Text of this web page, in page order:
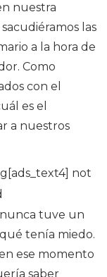
nuestra
las
a la hora de
Como
con el
es el
a nuestros
not
tuve un
tenía miedo.
ese momento
saber